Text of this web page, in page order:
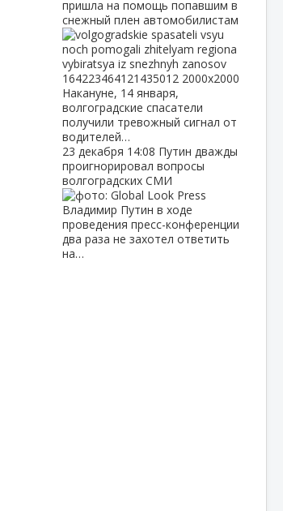
пришла на помощь попавшим в
снежный плен автомобилистам
Накануне, 14 января,
волгоградские спасатели
получили тревожный сигнал от
водителей…
23 декабря 14:08 Путин дважды
проигнорировал вопросы
волгоградских СМИ
Владимир Путин в ходе
проведения пресс-конференции
два раза не захотел ответить
на…